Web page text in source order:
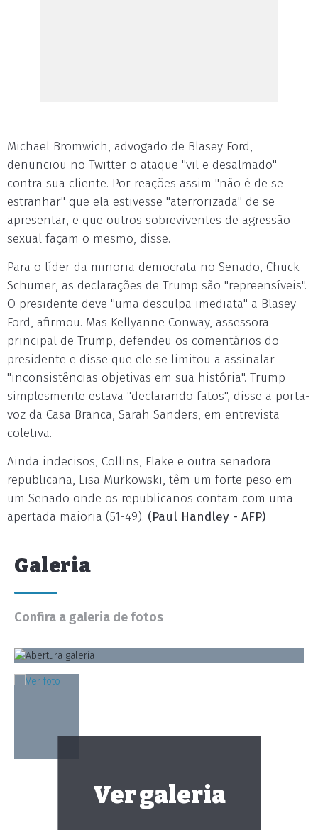
Michael Bromwich, advogado de Blasey Ford,
denunciou no Twitter o ataque "vil e desalmado"
contra sua cliente. Por reações assim "não é de se
estranhar" que ela estivesse "aterrorizada" de se
apresentar, e que outros sobreviventes de agressão
sexual façam o mesmo, disse.
Para o líder da minoria democrata no Senado, Chuck
Schumer, as declarações de Trump são "repreensíveis".
O presidente deve "uma desculpa imediata" a Blasey
Ford, afirmou. Mas Kellyanne Conway, assessora
principal de Trump, defendeu os comentários do
presidente e disse que ele se limitou a assinalar
"inconsistências objetivas em sua história". Trump
simplesmente estava "declarando fatos", disse a porta-
voz da Casa Branca, Sarah Sanders, em entrevista
coletiva.
Ainda indecisos, Collins, Flake e outra senadora
republicana, Lisa Murkowski, têm um forte peso em
um Senado onde os republicanos contam com uma
apertada maioria (51-49). (Paul Handley - AFP)
Galeria
Confira a galeria de fotos
Ver galeria